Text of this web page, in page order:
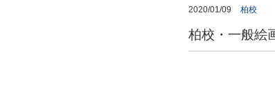
2020/01/09 柏校
柏校・一般絵